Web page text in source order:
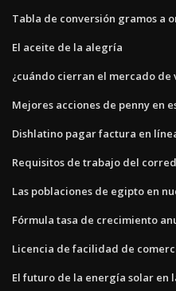
Tabla de conversión gramos a
El aceite de la alegría
¿cuándo cierran el mercado de
Mejores acciones de penny en
Dishlatino pagar factura en
Requisitos de trabajo del
Las poblaciones de egipto en
Fórmula tasa de crecimiento
Licencia de facilidad de
El futuro de la energía solar en